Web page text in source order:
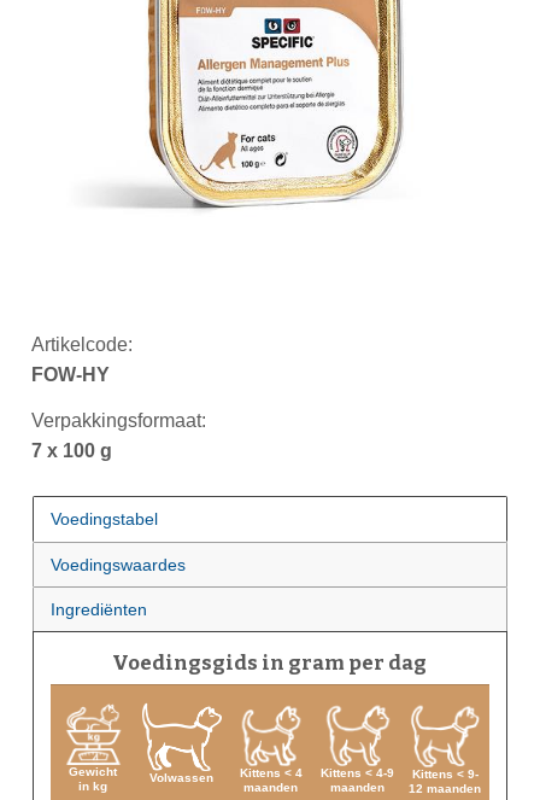
Artikelcode:
FOW-HY
Verpakkingsformaat:
7 x 100 g
Voedingstabel
Voedingswaardes
Ingrediënten
Voedingsgids in gram per dag
Gewicht
in kg
Volwassen
Kittens < 4
maanden
Kittens < 4-9
maanden
Kittens < 9-
12 maanden